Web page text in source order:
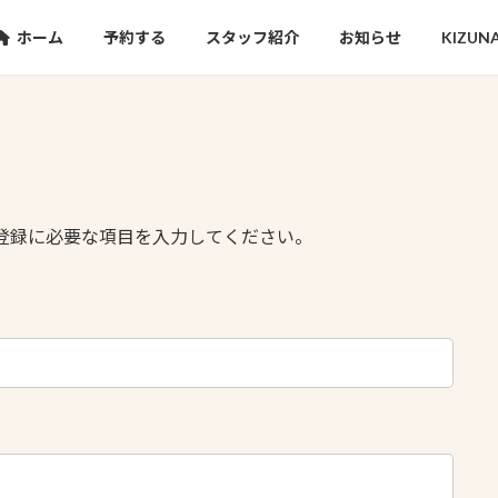
ホーム 予約する スタッフ紹介 お知らせ
に必要な項目を入力してください。